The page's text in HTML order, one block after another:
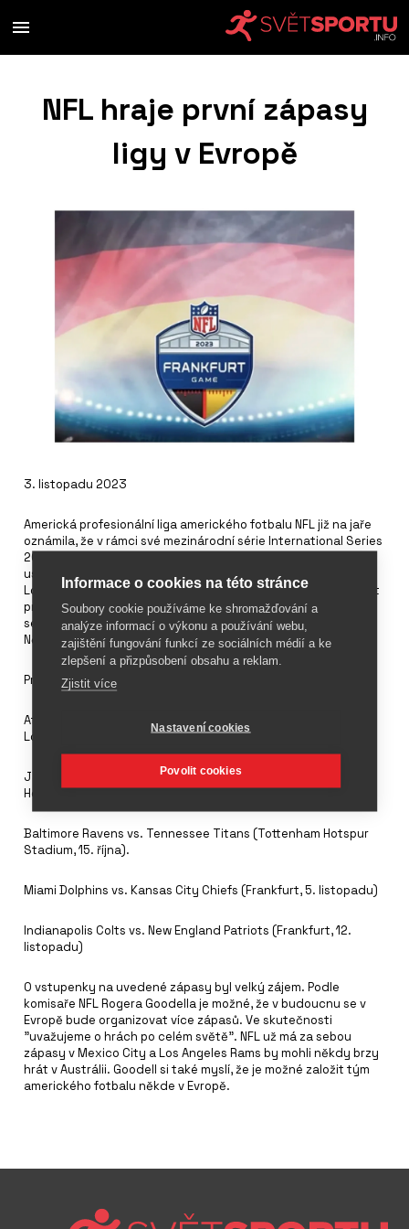
NFL hraje první zápasy
ligy v Evropě
3. listopadu 2023
Americká profesionální liga amerického fotbalu NFL již na jaře
oznámila, že v rámci své mezinárodní série International Series
2023 přesune pět zápasů základní části do Evropy. Ty se
uskuteční v říjnu a listopadu, přičemž tři zápasy se odehrají v
Londýně a dva v Německu. Německé zápasy budou znamenat
premiéru NFL ve městě Frankfurt. Jeden zápas v minulé
sezóně, v mnichovské Allianz Areně, byl prvním zápasem ligy v
Německu.
Program plánovaného evropského turné je následující:
Atlanta Falcons vs. Jacksonville Jaguars (stadion Wembley,
Londýn, 1. října)
Jacksonville Jaguars vs. Buffalo Bills (stadion Tottenham
Hotspur, Londýn, 8. října).
Baltimore Ravens vs. Tennessee Titans (Tottenham Hotspur
Stadium, 15. října).
Miami Dolphins vs. Kansas City Chiefs (Frankfurt, 5. listopadu)
Indianapolis Colts vs. New England Patriots (Frankfurt, 12.
listopadu)
O vstupenky na uvedené zápasy byl velký zájem. Podle
komisaře NFL Rogera Goodella je možné, že v budoucnu se v
Evropě bude organizovat více zápasů. Ve skutečnosti
"uvažujeme o hrách po celém světě". NFL už má za sebou
zápasy v Mexico City a Los Angeles Rams by mohli někdy brzy
hrát v Austrálii. Goodell si také myslí, že je možné založit tým
amerického fotbalu někde v Evropě.
Informace o cookies na této stránce
Soubory cookie používáme ke shromažďování a
analýze informací o výkonu a používání webu,
zajištění fungování funkcí ze sociálních médií a ke
zlepšení a přizpůsobení obsahu a reklam.
Zjistit více
Nastavení cookies
Povolit cookies